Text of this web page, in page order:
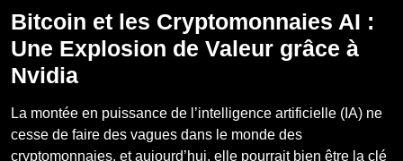
Bitcoin et les Cryptomonnaies AI :
Une Explosion de Valeur grâce à
Nvidia
La montée en puissance de l’intelligence artificielle (IA) ne
cesse de faire des vagues dans le monde des
cryptomonnaies, et aujourd’hui, elle pourrait bien être la clé